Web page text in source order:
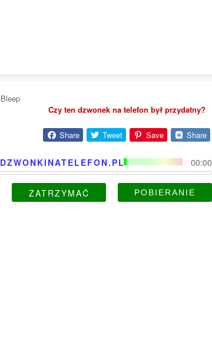
Bleep
Czy ten dzwonek na telefon był przydatny?
Share Tweet Save Share
DZWONKINATELEFON.PL 00:00
ZATRZYMAĆ